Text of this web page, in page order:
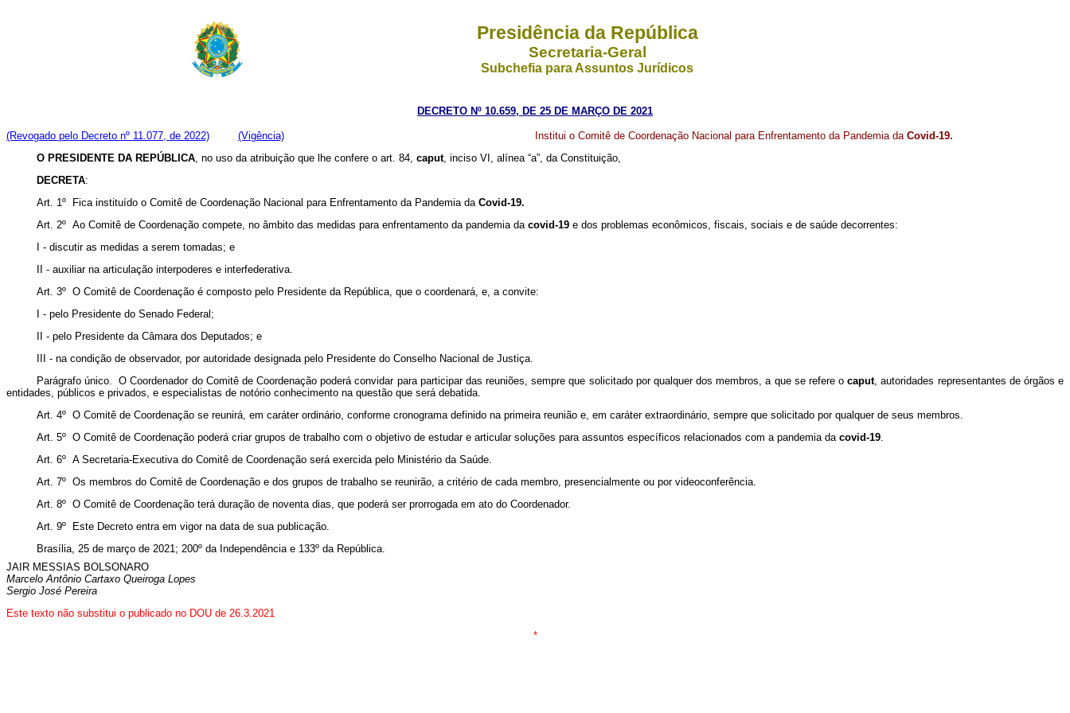
Presidência da República
Secretaria-Geral
Subchefia para Assuntos Jurídicos
DECRETO Nº 10.659, DE 25 DE MARÇO DE 2021
(Revogado pelo Decreto nº 11.077, de 2022) (Vigência) Institui o Comitê de Coordenação Nacional para Enfrentamento da Pandemia da Covid-19.
O PRESIDENTE DA REPÚBLICA, no uso da atribuição que lhe confere o art. 84, caput, inciso VI, alínea “a”, da Constituição,
DECRETA:
Art. 1º Fica instituído o Comitê de Coordenação Nacional para Enfrentamento da Pandemia da Covid-19.
Art. 2º Ao Comitê de Coordenação compete, no âmbito das medidas para enfrentamento da pandemia da covid-19e dos problemas econômicos, fiscais, sociais e de saúde decorrentes:
I - discutir as medidas a serem tomadas; e
II - auxiliar na articulação interpoderes e interfederativa.
Art. 3º O Comitê de Coordenação é composto pelo Presidente da República, que o coordenará, e, a convite:
I - pelo Presidente do Senado Federal;
II - pelo Presidente da Câmara dos Deputados; e
III - na condição de observador, por autoridade designada pelo Presidente do Conselho Nacional de Justiça.
Parágrafo único. O Coordenador do Comitê de Coordenação poderá convidar para participar das reuniões, sempre que solicitado por qualquer dos membros, a que se refere ocaput, autoridades representantes de órgãos e
entidades, públicos e privados, e especialistas de notório conhecimento na questão que será debatida.
Art. 4º O Comitê de Coordenação se reunirá, em caráter ordinário, conforme cronograma definido na primeira reunião e, em caráter extraordinário, sempre que solicitado por qualquer de seus membros.
Art. 5º O Comitê de Coordenação poderá criar grupos de trabalho com o objetivo de estudar e articular soluções para assuntos específicos relacionados com a pandemia da covid-19.
Art. 6º A Secretaria-Executiva do Comitê de Coordenação será exercida pelo Ministério da Saúde.
Art. 7º Os membros do Comitê de Coordenação e dos grupos de trabalho se reunirão, a critério de cada membro, presencialmente ou por videoconferência.
Art. 8º O Comitê de Coordenação terá duração de noventa dias, que poderá ser prorrogada em ato do Coordenador.
Art. 9º Este Decreto entra em vigor na data de sua publicação.
Brasília, 25 de março de 2021; 200º da Independência e 133º da República.
JAIR MESSIAS BOLSONARO
Marcelo Antônio Cartaxo Queiroga Lopes
Sergio José Pereira
Este texto não substitui o publicado no DOU de 26.3.2021
*